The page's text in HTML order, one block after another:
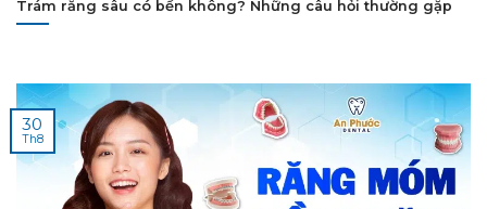
Trám răng sâu có bền không? Những câu hỏi thường gặp
30
Th8